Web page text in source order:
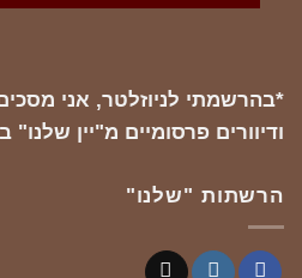
*בהרשמתי לניוזלטר, אני
ודיוורים פרסומיים מ"יין שלנו"
הרשתות "שלנו"